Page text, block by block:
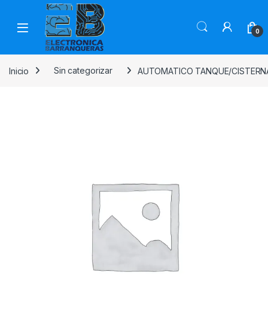
0
Inicio Sin categorizar AUTOMATICO TANQUE/